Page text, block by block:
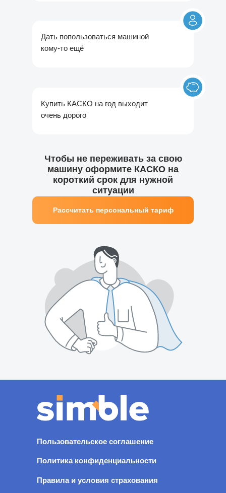
Дать попользоваться машиной
кому-то ещё
Купить КАСКО на год выходит
очень дорого
Чтобы не переживать за свою
машину оформите КАСКО на
короткий срок для нужной
ситуации
Рассчитать персональный тариф
Пользовательское соглашение
Политика конфиденциальности
Правила и условия страхования